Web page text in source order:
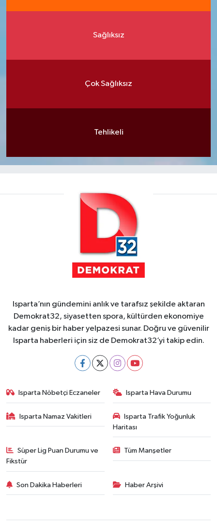
Sağlıksız
Çok Sağlıksız
Tehlikeli
Isparta’nın gündemini anlık ve tarafsız şekilde aktaran
Demokrat32, siyasetten spora, kültürden ekonomiye
kadar geniş bir haber yelpazesi sunar. Doğru ve güvenilir
Isparta haberleri için siz de Demokrat32’yi takip edin.
Isparta Nöbetçi Eczaneler Isparta Hava Durumu
Isparta Namaz Vakitleri
Isparta Trafik Yoğunluk
Haritası
Süper Lig Puan Durumu ve
Fikstür
Tüm Manşetler
Son Dakika Haberleri Haber Arşivi